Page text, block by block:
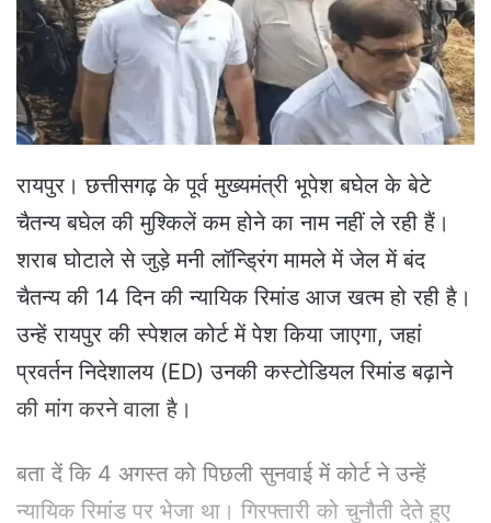
m
रायपुर। छत्तीसगढ़ के पूर्व मुख्यमंत्री भूपेश बघेल के बेटे
चैतन्य बघेल की मुश्किलें कम होने का नाम नहीं ले रही हैं।
शराब घोटाले से जुड़े मनी लॉन्ड्रिंग मामले में जेल में बंद
चैतन्य की 14 दिन की न्यायिक रिमांड आज खत्म हो रही है।
उन्हें रायपुर की स्पेशल कोर्ट में पेश किया जाएगा, जहां
प्रवर्तन निदेशालय (ED) उनकी कस्टोडियल रिमांड बढ़ाने
की मांग करने वाला है।
बता दें कि 4 अगस्त को पिछली सुनवाई में कोर्ट ने उन्हें
न्यायिक रिमांड पर भेजा था। गिरफ्तारी को चुनौती देते हुए